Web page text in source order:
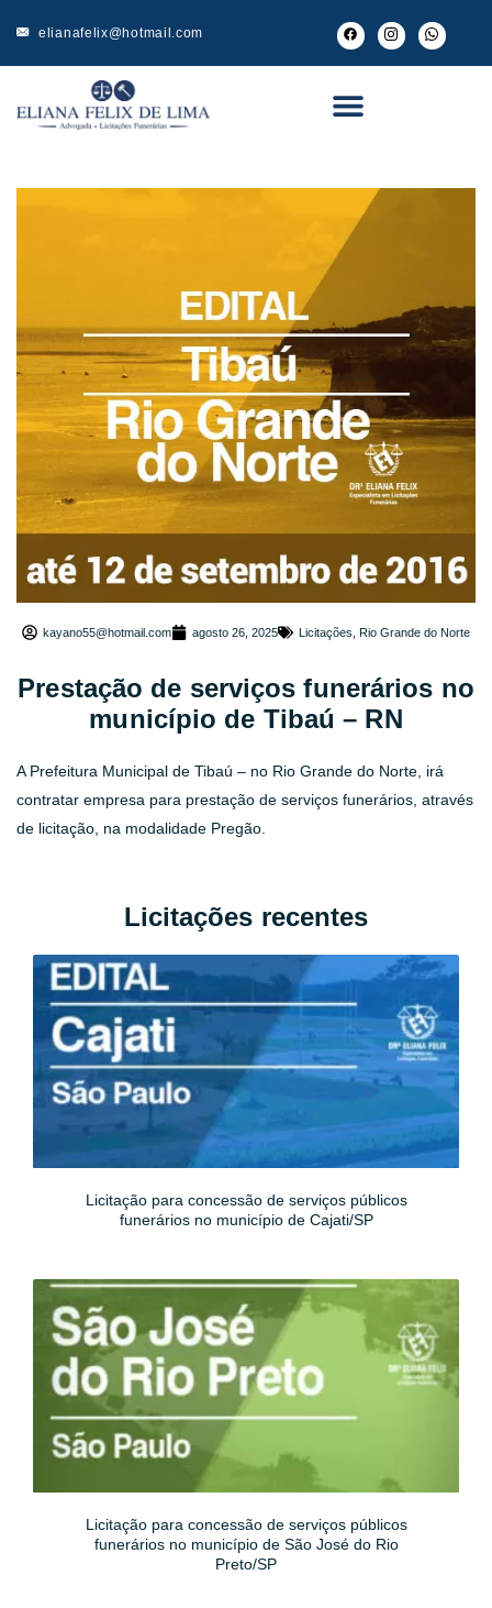
elianafelix@hotmail.com
kayano55@hotmail.com agosto 26, 2025 Licitações Rio Grande do Norte
Prestação de serviços funerários no
município de Tibaú – RN
A Prefeitura Municipal de Tibaú – no Rio Grande do Norte, irá
contratar empresa para prestação de serviços funerários, através
de licitação, na modalidade Pregão.
Licitações recentes
Licitação para concessão de serviços públicos
funerários no município de Cajati/SP
Licitação para concessão de serviços públicos
funerários no município de São José do Rio
Preto/SP